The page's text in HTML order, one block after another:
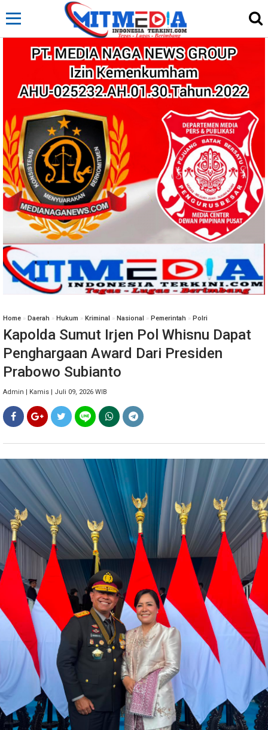
Home » Daerah » Hukum » Kriminal » Nasional » Pemerintah » Polri
Kapolda Sumut Irjen Pol Whisnu Dapat
Penghargaan Award Dari Presiden
Prabowo Subianto
Admin | Kamis | Juli 09, 2026 WIB